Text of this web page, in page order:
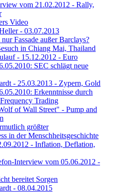
vom 21.02.2012 - Rally,
Video
- 03.07.2013
Fassade außer Barclays?
in Chiang Mai, Thailand
- 15.12.2012 - Euro
SEC schlägt neue
- 25.03.2013 - Zypern, Gold
Erkenntnisse durch
Trading
of Wall Street" - Pump and
größter
in der Menschheitsgeschichte
- Inflation, Deflation,
Interview vom 05.06.2012 -
bereitet Sorgen
- 08.04.2015